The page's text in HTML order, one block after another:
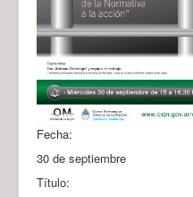
Fecha:
30 de septiembre
Título: